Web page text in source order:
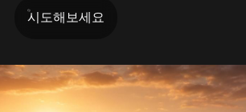
시도해보세요